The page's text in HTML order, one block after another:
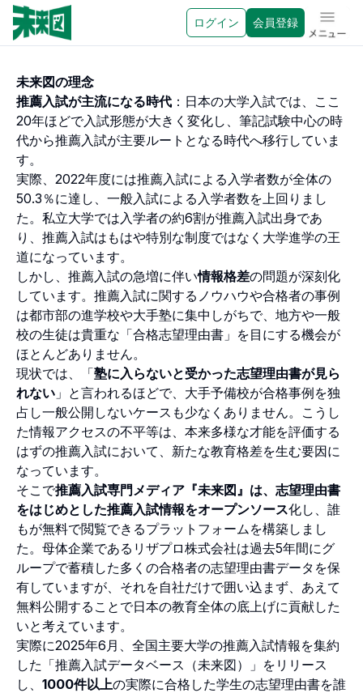
ログイン 会員登録 メニュ
未来図の理念
推薦入試が主流になる時代 ：日本の大学入試では、ここ
20年ほどで入試形態が大きく変化し、筆記試験中心の時
代から推薦入試が主要ルートとなる時代へ移行していま
す。
実際、2022年度には推薦入試による入学者数が全体の
50.3％に達し、一般入試による入学者数を上回りまし
た。私立大学では入学者の約6割が推薦入試出身であ
り、推薦入試はもはや特別な制度ではなく大学進学の王
道になっています。
しかし、推薦入試の急増に伴い情報格差の問題が深刻化
しています。推薦入試に関するノウハウや合格者の事例
は都市部の進学校や大手塾に集中しがちで、地方や一般
校の生徒は貴重な「合格志望理由書」を目にする機会が
ほとんどありません。
現状では、「塾に入らないと受かった志望理由書が見ら
れない 」と言われるほどで、大手予備校が合格事例を独
占し一般公開しないケースも少なくありません。こうし
た情報アクセスの不平等は、本来多様な才能を評価する
はずの推薦入試において、新たな教育格差を生む要因に
なっています。
そこで推薦入試専門メディア『未来図』は、志望理由書
をはじめとした推薦入試情報をオープンソース化し、誰
もが無料で閲覧できるプラットフォームを構築しまし
た。母体企業であるリザプロ株式会社は過去5年間にグ
ループで蓄積した多くの合格者の志望理由書データを保
有していますが、それを自社だけで囲い込まず、あえて
無料公開することで日本の教育全体の底上げに貢献した
いと考えています。
実際に2025年6月、全国主要大学の推薦入試情報を集約
した「推薦入試データベース（未来図）」をリリース
し、 1000件以上の実際に合格した学生の志望理由書を誰